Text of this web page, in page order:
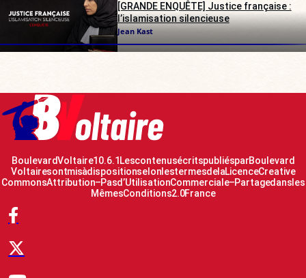
[GRANDE ENQUÊTE] Justice française :
l’islamisation silencieuse
Jean Kast
Boulevard Voltaire 10.6.1 Les contenus écrits publiés par Boulevard
Voltaire sont mis à disposition selon les termes de la Licence Creative
Commons Attribution – Pas d’Utilisation Commerciale – Partage dans les
Mêmes Conditions 2.0 France